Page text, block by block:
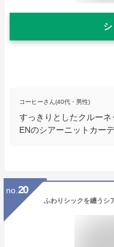
コーヒーさん(40代・男性)
すっきりとしたクルー
ENのシアーニットカー
no. 20